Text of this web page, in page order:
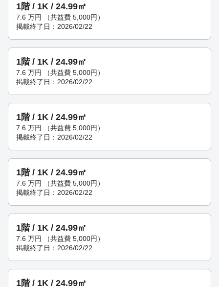
1階 / 1K / 24.99㎡
7.6 万円
（共益費 5,000円）
掲載終了日：2026/02/22
1階 / 1K / 24.99㎡
7.6 万円
（共益費 5,000円）
掲載終了日：2026/02/22
1階 / 1K / 24.99㎡
7.6 万円
（共益費 5,000円）
掲載終了日：2026/02/22
1階 / 1K / 24.99㎡
7.6 万円
（共益費 5,000円）
掲載終了日：2026/02/22
1階 / 1K / 24.99㎡
7.6 万円
（共益費 5,000円）
掲載終了日：2026/02/22
1階 / 1K / 24.99㎡